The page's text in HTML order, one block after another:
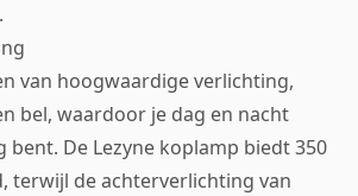
van hoogwaardige verlichting,
bel, waardoor je dag en nacht
bent. De Lezyne koplamp biedt 350
terwijl de achterverlichting van